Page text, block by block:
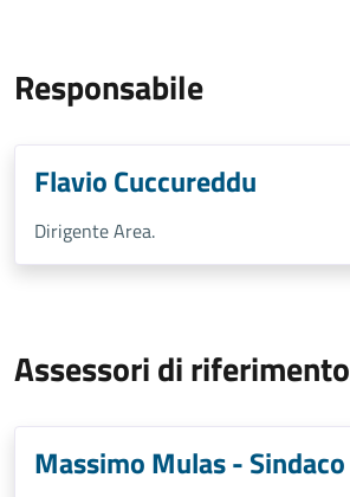
Responsabile
Flavio Cuccureddu
Dirigente Area.
Assessori di riferimento
Massimo Mulas - Sindaco